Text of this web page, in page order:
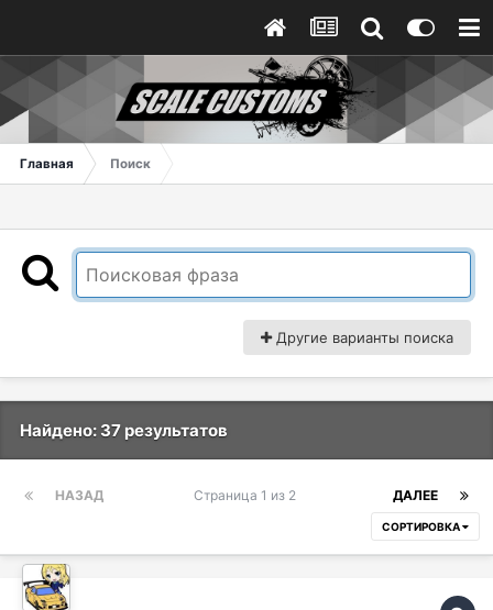
Главная Поиск
Другие варианты поиска
Найдено: 37 результатов
НАЗАД ДАЛЕЕ
Страница 1 из 2
СОРТИРОВКА